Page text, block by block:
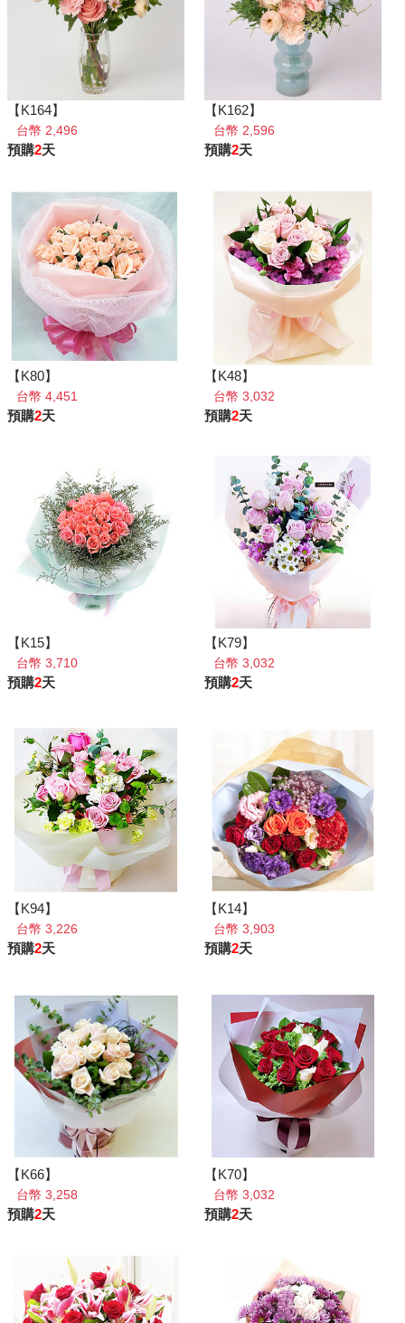
【K164】
台幣 2,496
預購2天
【K162】
台幣 2,596
預購2天
【K80】
台幣 4,451
預購2天
【K48】
台幣 3,032
預購2天
【K15】
台幣 3,710
預購2天
【K79】
台幣 3,032
預購2天
【K94】
台幣 3,226
預購2天
【K14】
台幣 3,903
預購2天
【K66】
台幣 3,258
預購2天
【K70】
台幣 3,032
預購2天